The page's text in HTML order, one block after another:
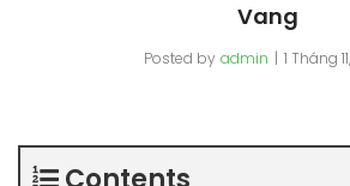
Vang
Posted by admin 1 Tháng